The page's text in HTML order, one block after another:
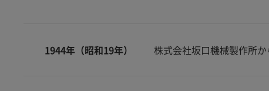
1944年（昭和19年） 株式会社坂口機械製作所